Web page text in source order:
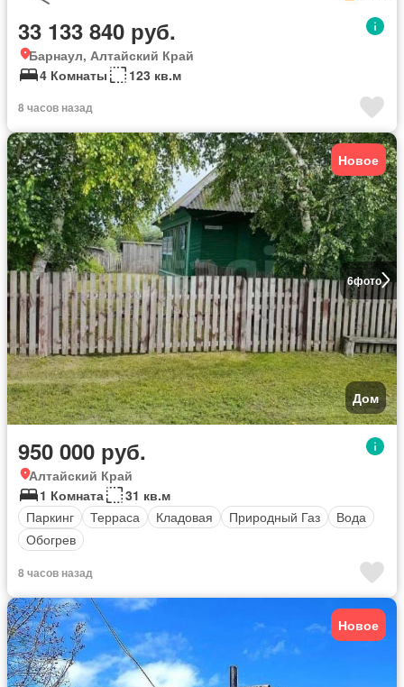
33 133 840 руб.
Барнаул, Алтайский Край
4 Комнаты
123 кв.м
8 часов назад
6фото
Новое
Дом
950 000 руб.
Алтайский Край
1 Комната
31 кв.м
Паркинг
Терраса Кладовая Природный Газ
Вода
Обогрев
8 часов назад
Новое